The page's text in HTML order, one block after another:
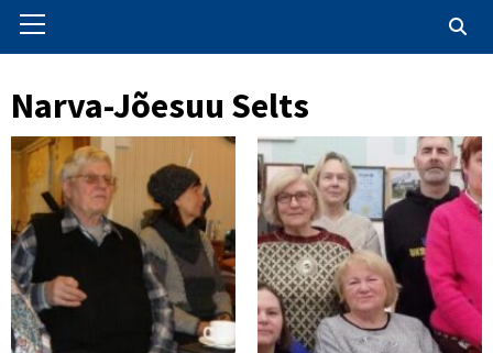
Menu
Narva-Jõesuu Selts